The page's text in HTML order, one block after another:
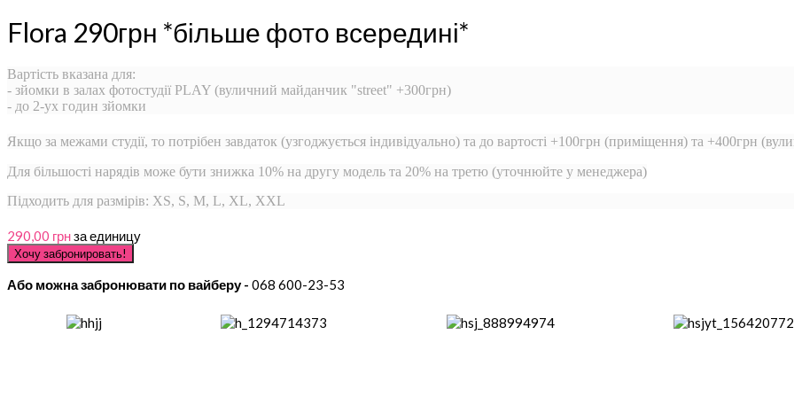
Flora 290грн *більше фото всередині*
Вартість вказана для:
- зйомки в залах фотостудії PLAY (вуличний майданчик "street" +300грн)
- до 2-ух годин зйомки
Якщо за межами студії, то потрібен завдаток (узгоджується індивідуально) та до вартості +100грн (приміщення) та +400грн
Для більшості нарядів може бути знижка 10% на другу модель та 20% на третю (уточнюйте у менеджера)
Підходить для размірів: XS, S, M, L, XL, XXL
290,00 грнза единицу
Або можна забронювати по вайберу - 068 600-23-53